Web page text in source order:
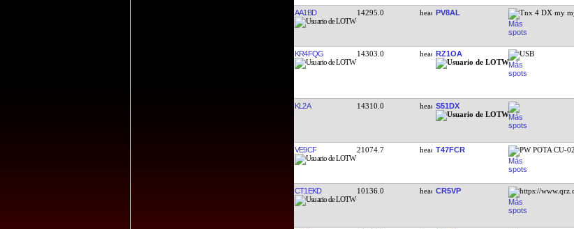
AA1BD 14295.0 PV8AL Tnx 4 DX my
KR4FQG 14303.0 RZ1OA USB
KL2A 14310.0 S51DX
VE9CF 21074.7 T47FCR PW POTA CU-
CT1EKD 10136.0 CR5VP https://